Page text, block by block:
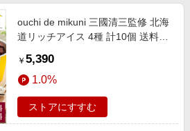
ouchi de mikuni 三國清三監修 北海
道リッチアイス 4種 計10個 送料無
ザート スイーツ お菓子 冷凍 ギ
￥ 5,390
1.0%
ストアにすすむ